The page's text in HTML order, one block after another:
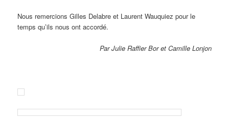
Nous remercions Gilles Delabre et Laurent Wauquiez pour le
temps qu’ils nous ont accordé.
Par Julie Raffier Bor et Camille Lonjon